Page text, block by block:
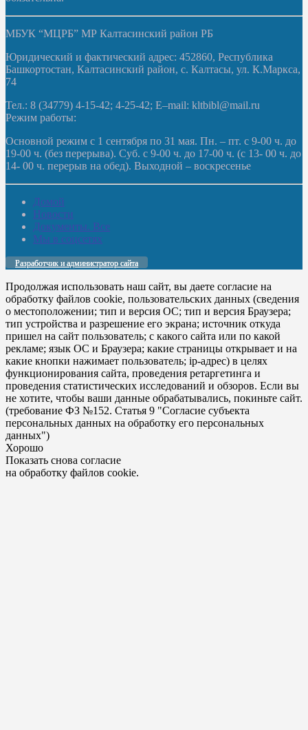
МБУК “МЦРБ” МР Калтасинский район РБ
Юридический и фактический адрес: 452860, Республика
Башкортостан, Калтасинский район, с. Калтасы, ул. К.Маркса,
74
Тел.: 8 (34779) 4-15-42; 4-25-42; E–mail: kltbibl@mail.ru
Режим работы:
Основной режим с 1 сентября по 31 мая. Пн. – пт. с 9-00 ч. до
19-00 ч. (без перерыва). Суб. с 9-00 ч. до 17-00 ч. (с 13- 00 ч. до
14- 00 ч. перерыв на обед). Выходной – воскресенье
Домой
Новости
Документы. Все
Мы в соцсетях
Разработчик и администратор сайта
Продолжая использовать наш сайт, вы даете согласие на
обработку файлов cookie, пользовательских данных (сведения
о местоположении; тип и версия ОС; тип и версия Браузера;
тип устройства и разрешение его экрана; источник откуда
пришел на сайт пользователь; с какого сайта или по какой
рекламе; язык ОС и Браузера; какие страницы открывает и на
какие кнопки нажимает пользователь; ip-адрес) в целях
функционирования сайта, проведения ретаргетинга и
проведения статистических исследований и обзоров. Если вы
не хотите, чтобы ваши данные обрабатывались, покиньте сайт.
(требование ФЗ №152. Статья 9 "Согласие субъекта
персональных данных на обработку его персональных
данных")
Хорошо
Показать снова согласие
на обработку файлов cookie.